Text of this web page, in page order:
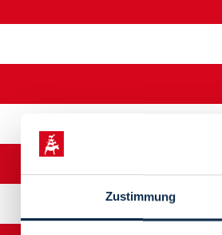
Zustimmung